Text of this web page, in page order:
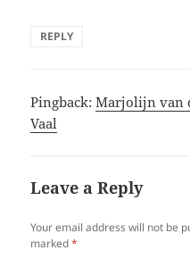
REPLY
Pingback:Marjolijn van
Vaal
Leave a Reply
Your email address will not be
marked*